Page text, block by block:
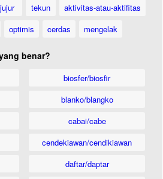
jujur tekun
aktivitas-atau-aktifitas
optimis cerdas mengelak
benar?
biosfer/biosfir
blanko/blangko
cabai/cabe
cendekiawan/cendikiawan
daftar/daptar